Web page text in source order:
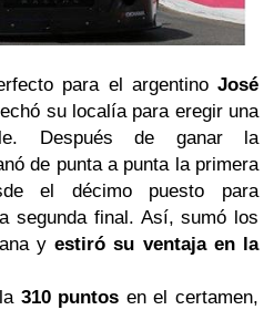
para el argentinoJosé
su localía para eregir una
Después de ganar la
de punta a punta la primera
el décimo puesto para
segunda final. Así, sumó los
yestiró su ventaja en la
310 puntos en el certamen,